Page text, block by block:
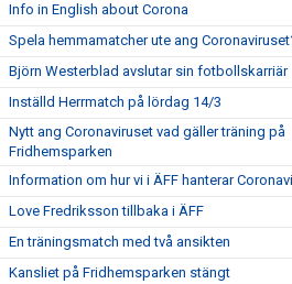
Info in English about Corona
Spela hemmamatcher ute ang
Björn Westerblad avslutar sin fotbollskarriär
Inställd Herrmatch på lördag 14/3
Nytt ang Coronaviruset vad gäller träning på
Fridhemsparken
Information om hur vi i ÄFF hanterar
Love Fredriksson tillbaka i ÄFF
En träningsmatch med två ansikten
Kansliet på Fridhemsparken stängt